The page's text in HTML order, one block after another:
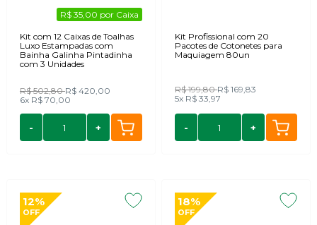
R$ 35,00 por Caixa
Kit com 12 Caixas de Toalhas
Luxo Estampadas com
Bainha Galinha Pintadinha
com 3 Unidades
R$ 502,80R$ 420,00
6x R$ 70,00
- +
Kit Profissional com 20
Pacotes de Cotonetes para
Maquiagem 80un
R$ 199,80R$ 169,83
5x R$ 33,97
- +
12%
OFF
18%
OFF